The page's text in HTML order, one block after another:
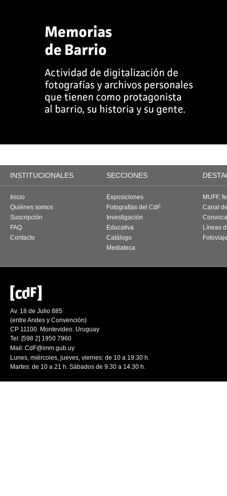
INSTITUCIONALES SECCIONES
Inicio
Quiénes somos
Suscripción
FAQ
Contacto
Exposiciones
Fotografías del CdF
Investigación
Educativa
Catálogo
Mediateca
MUFF,
Canal
Líneas
Av. 18 de Julio 885
(entre Andes y Convención)
CP 11100. Montevideo. Uruguay
Tel: [598 2] 1950 7960
Mail: CdF@imm.gub.uy
Lunes, miércoles, jueves, viernes: de 10 a 19.30 h.
Martes: de 10 a 21 h. Sábados de 9.30 a 14.30 h.